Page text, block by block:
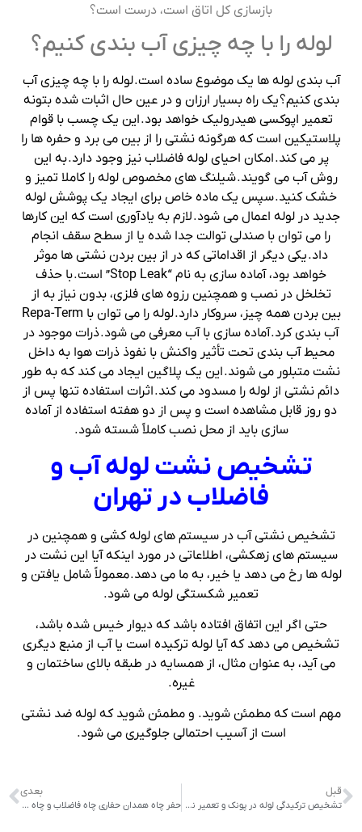
بازسازی کل اتاق است، درست است؟
لوله را با چه چیزی آب بندی کنیم؟
آب بندی لوله ها یک موضوع ساده است. لوله را با چه چیزی آب
بندی کنیم؟ یک راه بسیار ارزان و در عین حال اثبات شده بتونه
تعمیر اپوکسی هیدرولیک خواهد بود. این یک چسب با قوام
پلاستیکین است که هرگونه نشتی را از بین می برد و حفره ها را
پر می کند. امکان احیای لوله فاضلاب نیز وجود دارد. به این
روش آب می گویند. شیلنگ های مخصوص لوله را کاملا تمیز و
خشک کنید. سپس یک ماده خاص برای ایجاد یک پوشش لوله
جدید در لوله اعمال می شود. لازم به یادآوری است که این کارها
را می توان با صندلی توالت جدا شده یا از سطح سقف انجام
داد. یکی دیگر از اقداماتی که در از بین بردن نشتی ها موثر
خواهد بود، آماده سازی به نام “Stop Leak” است. با حذف
تخلخل در نصب و همچنین رزوه های فلزی، بدون نیاز به از
بین بردن همه چیز، سروکار دارد. لوله را می توان با Repa-Term
آب بندی کرد. آماده سازی با آب معرفی می شود. ذرات موجود در
محیط آب بندی تحت تأثیر واکنش با نفوذ ذرات هوا به داخل
نشت متبلور می شوند. این یک پلاگین ایجاد می کند که به طور
دائم نشتی از لوله را مسدود می کند. اثرات استفاده تنها پس از
دو روز قابل مشاهده است و پس از دو هفته استفاده از آماده
سازی باید از محل نصب کاملاً شسته شود.
تشخیص نشت لوله آب و
فاضلاب در تهران
تشخیص نشتی آب در سیستم های لوله کشی و همچنین در
سیستم های زهکشی، اطلاعاتی در مورد اینکه آیا این نشت در
لوله ها رخ می دهد یا خیر، به ما می دهد.معمولاً شامل یافتن و
تعمیر شکستگی لوله می شود.
حتی اگر این اتفاق افتاده باشد که دیوار خیس شده باشد،
تشخیص می دهد که آیا لوله ترکیده است یا آب از منبع دیگری
می آید، به عنوان مثال، از همسایه در طبقه بالای ساختمان و
غیره.
مهم است که مطمئن شوید. و مطمئن شوید که لوله ضد نشتی
است از آسیب احتمالی جلوگیری می شود.
قبل
تشخیص ترکیدگی لوله در پونک و تعمیر نشتی
بعدی
حفر چاه همدان حفاری چاه فاضلاب و چاه آب در استان همدان